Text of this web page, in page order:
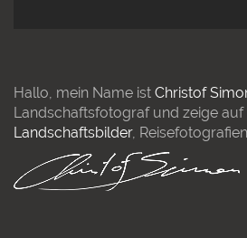
Hallo, mein Name ist Christof
Landschaftsfotograf und zeige auf
Landschaftsbilder,